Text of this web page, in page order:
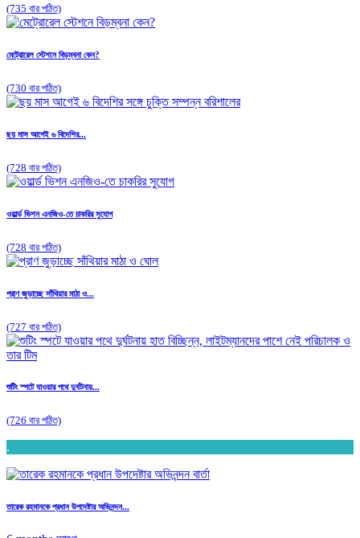
(735 বার পঠিত)
মেট্রোরেল স্টেশনে বিড়ম্বনা কেন?
(730 বার পঠিত)
ছয় মাস আগেই ৬ বিদেশির...
(728 বার পঠিত)
ওয়ার্ল্ড ভিশন এনজিও-তে চাকরির সুযোগ
(728 বার পঠিত)
প্রাণ জুড়াচ্ছে সাঁথিয়ার মাঠা ও...
(727 বার পঠিত)
শুটিং স্পটে যাওয়ার পথে দুর্ঘটনায়...
(726 বার পঠিত)
.
তারেক রহমানকে প্রধান উপদেষ্টার অভিনন্দন...